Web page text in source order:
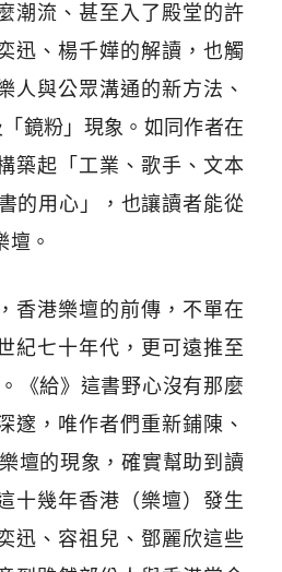
潮流、甚至入了殿堂的許
迅、楊千嬅的解讀，也觸
人與公眾溝通的新方法、
鏡粉」現象。如同作者在
築起「工業、歌手、文本
的用心」，也讓讀者能從
壇。
香港樂壇的前傳，不單在
紀七十年代，更可遠推至
《給》這書野心沒有那麼
邃，唯作者們重新鋪陳、
壇的現象，確實幫助到讀
十幾年香港（樂壇）發生
迅、容祖兒、鄧麗欣這些